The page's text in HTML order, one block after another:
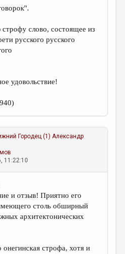
слово, состоящее из
русского русского
удовольствие!
Городец (1) Александр
11:22:10
и отзыв! Приятно его
столь обширный
архитектонических
строфа, хотя и